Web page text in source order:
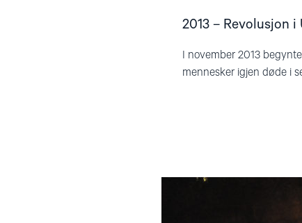
2013 – Revolusjon i
I november 2013
mennesker igjen døde i